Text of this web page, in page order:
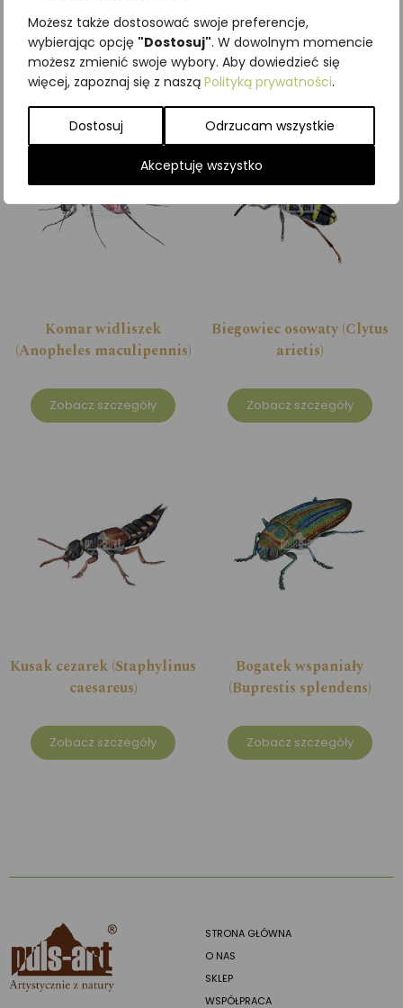
Możesz także dostosować swoje preferencje,
wybierając opcję "Dostosuj". W dowolnym momencie
możesz zmienić swoje wybory. Aby dowiedzieć się
więcej, zapoznaj się z naszą Polityką prywatności.
Dostosuj Odrzucam wszystkie
Akceptuję wszystko
Kategorie:ILUSTRACJE
Pozostałe
Podobne produkty
Komar widliszek
(Anopheles maculipennis)
Zobacz szczegóły
Biegowiec osowaty (Clytus
arietis)
Zobacz szczegóły
Kusak cezarek (Staphylinus
caesareus)
Zobacz szczegóły
Bogatek wspaniały
(Buprestis splendens)
Zobacz szczegóły
STRONA GŁÓWNA
O NAS
SKLEP
WSPÓŁPRACA